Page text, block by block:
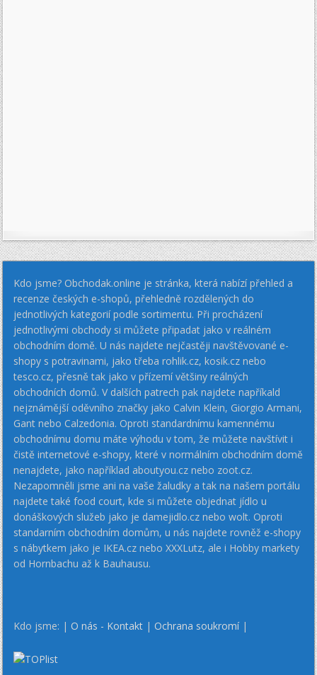
Kdo jsme? Obchodak.online je stránka, která nabízí přehled a
recenze českých e-shopů, přehledně rozdělených do
jednotlivých kategorií podle sortimentu. Při procházení
jednotlivými obchody si můžete připadat jako v reálném
obchodním domě. U nás najdete nejčastěji navštěvované e-
shopy s potravinami, jako třeba rohlik.cz, kosik.cz nebo
tesco.cz, přesně tak jako v přízemí většiny reálných
obchodních domů. V dalších patrech pak najdete napříkald
nejznámější oděvního značky jako Calvin Klein, Giorgio Armani,
Gant nebo Calzedonia. Oproti standardnímu kamennému
obchodnímu domu máte výhodu v tom, že můžete navštívit i
čistě internetové e-shopy, které v normálním obchodním domě
nenajdete, jako například aboutyou.cz nebo zoot.cz.
Nezapomněli jsme ani na vaše žaludky a tak na našem portálu
najdete také food court, kde si můžete objednat jídlo u
donáškových služeb jako je damejidlo.cz nebo wolt. Oproti
standarním obchodním domům, u nás najdete rovněž e-shopy
s nábytkem jako je IKEA.cz nebo XXXLutz, ale i Hobby markety
od Hornbachu až k Bauhausu.
Kdo jsme: |O nás - Kontakt |Ochrana soukromí|